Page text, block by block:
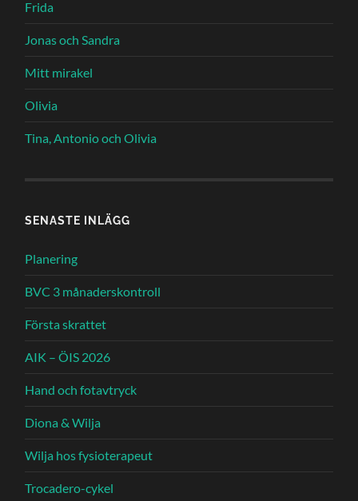
Frida
Jonas och Sandra
Mitt mirakel
Olivia
Tina, Antonio och Olivia
SENASTE INLÄGG
Planering
BVC 3 månaderskontroll
Första skrattet
AIK – ÖIS 2026
Hand och fotavtryck
Diona & Wilja
Wilja hos fysioterapeut
Trocadero-cykel